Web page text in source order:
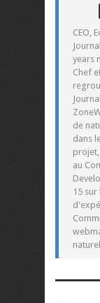
CEO,
years
Chef
de
dans
au
15